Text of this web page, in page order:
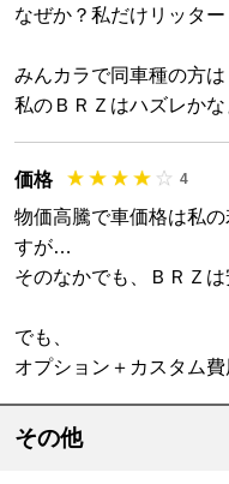
なぜか？私だけリッター
みんカラで同車種の方
私のＢＲＺはハズレかな
価格 4
物価高騰で車価格は私
すが…
そのなかでも、ＢＲＺ
でも、
オプション＋カスタム
その他